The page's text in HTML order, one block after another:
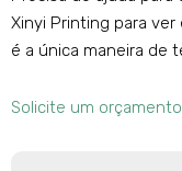
Xinyi Printing para
é a única maneira de
Solicite um